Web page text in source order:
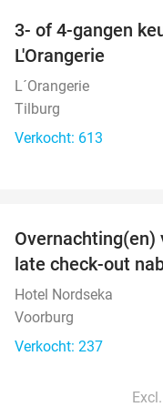
3- of 4-gangen
L'Orangerie
L´Orangerie
Tilburg
Verkocht: 613
Overnachting(en)
late check-out
Hotel Nordseka
Voorburg
Verkocht: 237